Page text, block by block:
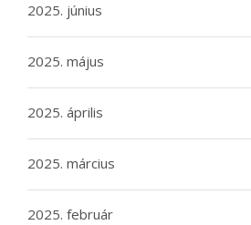
2025. június
2025. május
2025. április
2025. március
2025. február